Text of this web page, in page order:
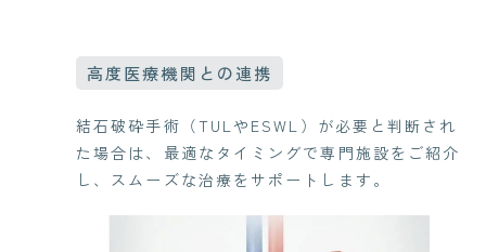
高度医療機関との連携
結石破砕手術（TULやESWL）が必要と判断され
た場合は、最適なタイミングで専門施設をご紹介
し、スムーズな治療をサポートします。